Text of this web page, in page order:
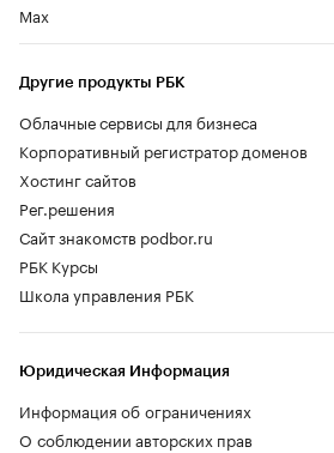
Max
Другие продукты РБК
Облачные сервисы для бизнеса
Корпоративный регистратор доменов
Хостинг сайтов
Рег.решения
Сайт знакомств podbor.ru
РБК Курсы
Школа управления РБК
Юридическая Информация
Информация об ограничениях
О соблюдении авторских прав